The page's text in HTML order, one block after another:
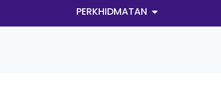
PERKHIDMATAN